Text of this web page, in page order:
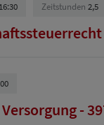
16:30 Zeitstunden 2,5
-